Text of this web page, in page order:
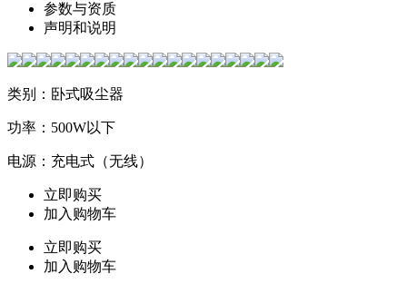
参数与资质
声明和说明
类别：卧式吸尘器
功率：500W以下
电源：充电式（无线）
立即购买
加入购物车
立即购买
加入购物车